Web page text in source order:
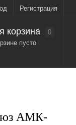
Регистрация
корзина
0
пусто
АМК-